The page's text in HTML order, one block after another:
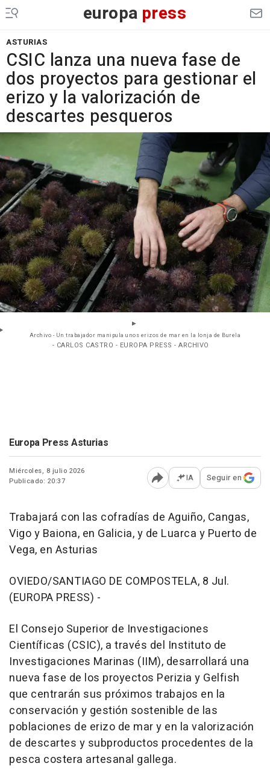
europa press
ASTURIAS
CSIC lanza una nueva fase de
dos proyectos para gestionar el
erizo y la valorización de
descartes pesqueros
Archivo - Un trabajador manipula unos erizos de mar en la lonja de Burela
- CARLOS CASTRO - EUROPA PRESS - ARCHIVO
Europa Press Asturias
Miércoles, 8 julio 2026
Publicado: 20:37
Abrir opciones para
IA Seguir en
Trabajará con las cofradías de Aguiño, Cangas,
Vigo y Baiona, en Galicia, y de Luarca y Puerto de
Vega, en Asturias
OVIEDO/SANTIAGO DE COMPOSTELA, 8 Jul.
(EUROPA PRESS) -
El Consejo Superior de Investigaciones
Científicas (CSIC), a través del Instituto de
Investigaciones Marinas (IIM), desarrollará una
nueva fase de los proyectos Perizia y Gelfish
que centrarán sus próximos trabajos en la
conservación y gestión sostenible de las
poblaciones de erizo de mar y en la valorización
de descartes y subproductos procedentes de la
pesca costera artesanal gallega.